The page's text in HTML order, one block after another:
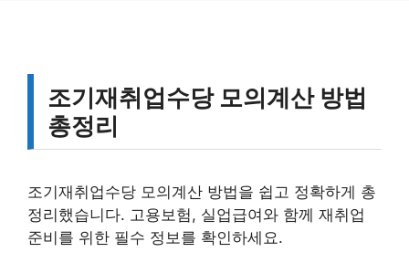
조기재취업수당 모의계산 방법
총정리
조기재취업수당 모의계산 방법을 쉽고 정확하게 총
정리했습니다. 고용보험, 실업급여와 함께 재취업
준비를 위한 필수 정보를 확인하세요.